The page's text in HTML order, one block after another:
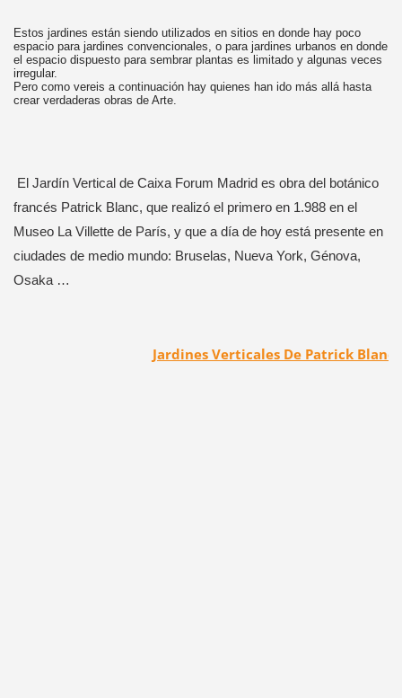
Estos jardines están siendo utilizados en sitios en donde hay poco
espacio para jardines convencionales, o para jardines urbanos en donde
el espacio dispuesto para sembrar plantas es limitado y algunas veces
irregular.
Pero como vereis a continuación hay quienes han ido más allá hasta
crear verdaderas obras de Arte.
El Jardín Vertical de Caixa Forum Madrid es obra del botánico
francés Patrick Blanc, que realizó el primero en 1.988 en el
Museo La Villette de París, y que a día de hoy está presente en
ciudades de medio mundo: Bruselas, Nueva York, Génova,
Osaka …
Jardines Verticales De Patrick Blanc